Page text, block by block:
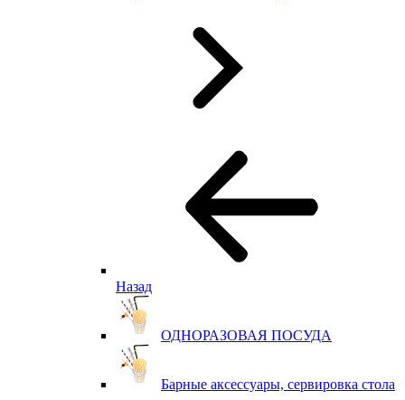
Назад
ОДНОРАЗОВАЯ ПОСУДА
Барные аксессуары, сервировка стола